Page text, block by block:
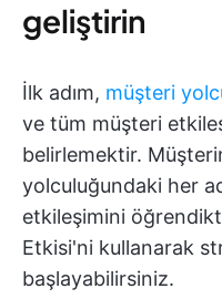
geliştirin
İlk adım, müşteri
ve tüm müşteri
belirlemektir.
yolculuğundaki her
etkileşimini
Etkisi'ni kullanarak
başlayabilirsiniz.